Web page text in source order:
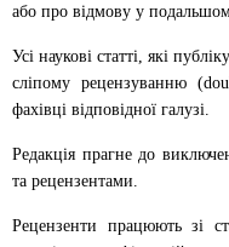
або про відмову у
Усі наукові статті, які
сліпому рецензуванню
фахівці відповідної галузі.
Редакція прагне до
та рецензентами.
Рецензенти працюють зі